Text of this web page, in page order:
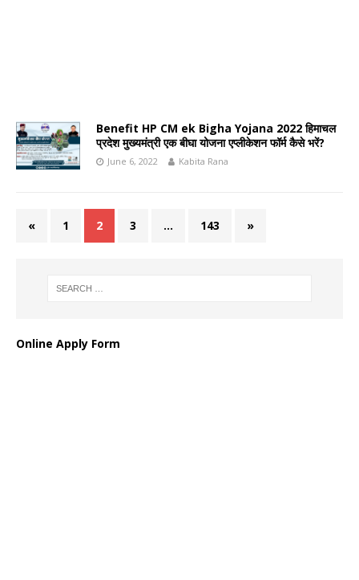
Benefit HP CM ek Bigha Yojana 2022 हिमाचल
प्रदेश मुख्यमंत्री एक बीघा योजना एप्लीकेशन फॉर्म कैसे भरें?
June 6, 2022 Kabita Rana
« 1 2 3 … 143 »
Online Apply Form